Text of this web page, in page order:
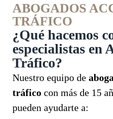
ABOGADOS
TRÁFICO
¿Qué hacemos
especialistas en
Tráfico?
Nuestro equipo de
tráfico con más de 15
pueden ayudarte a: